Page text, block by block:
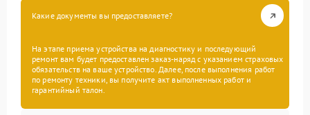
Какие документы вы предоставляете?
На этапе приема устройства на диагностику и последующий
ремонт вам будет предоставлен заказ-наряд с указанием страховых
обязательств на ваше устройство. Далее, после выполнения работ
по ремонту техники, вы получите акт выполненных работ и
гарантийный талон.